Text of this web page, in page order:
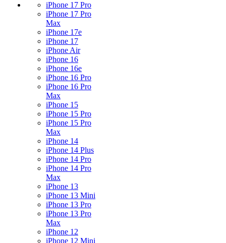
iPhone 17 Pro
iPhone 17 Pro
Max
iPhone 17e
iPhone 17
iPhone Air
iPhone 16
iPhone 16e
iPhone 16 Pro
iPhone 16 Pro
Max
iPhone 15
iPhone 15 Pro
iPhone 15 Pro
Max
iPhone 14
iPhone 14 Plus
iPhone 14 Pro
iPhone 14 Pro
Max
iPhone 13
iPhone 13 Mini
iPhone 13 Pro
iPhone 13 Pro
Max
iPhone 12
iPhone 12 Mini